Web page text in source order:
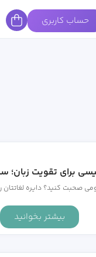
حساب کاربری
برای تقویت زبان؛
صحبت کنید؟ دایره
بیشتر بخوانید